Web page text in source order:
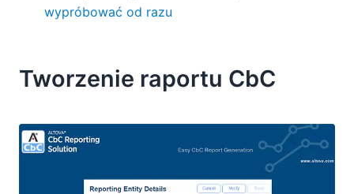
wypróbować od razu
Tworzenie raportu CbC